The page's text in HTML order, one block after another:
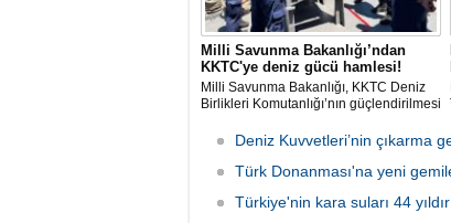
Milli Savunma Bakanlığı’ndan
KKTC'ye deniz gücü hamlesi!
Milli Savunma Bakanlığı, KKTC Deniz
Birlikleri Komutanlığı’nın güçlendirilmesi
Kuvvetleri'ne ait savaş gemilerinde
Deniz Kuvvetleri’nin çıkarma
Türk Donanması'na yeni
Türkiye'nin kara suları 44